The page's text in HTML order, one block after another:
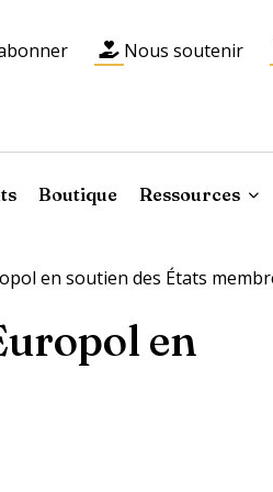
Nous soutenir
Boutique Ressources
en soutien des États
en